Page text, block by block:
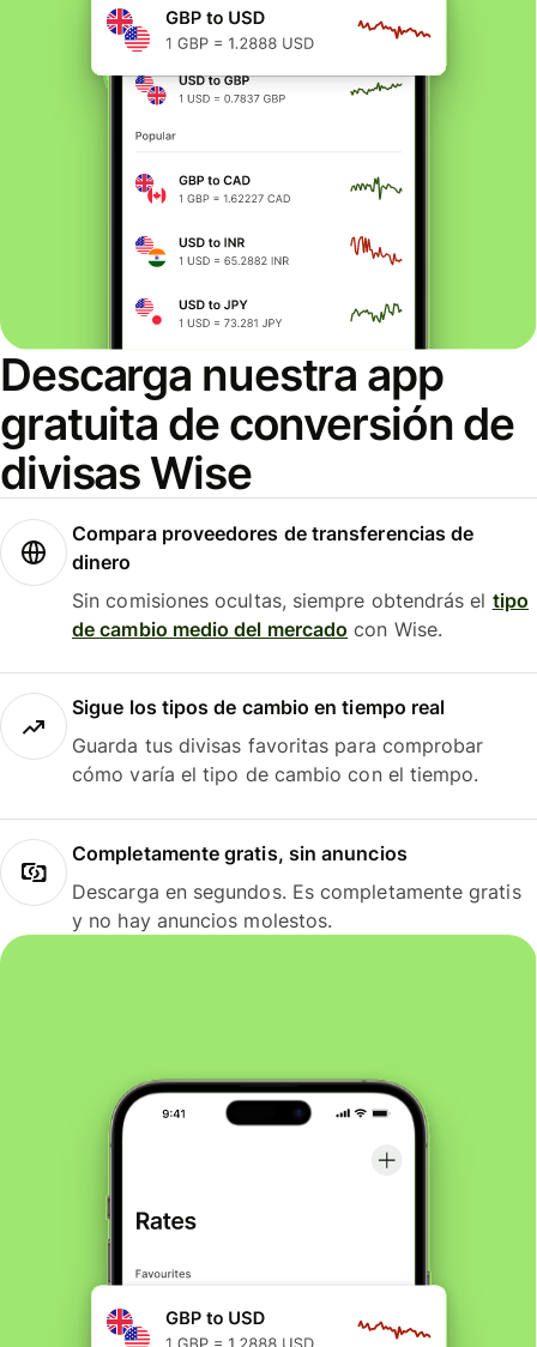
Descarga nuestra app
gratuita de conversión de
divisas Wise
Compara proveedores de transferencias de
dinero
Sin comisiones ocultas, siempre obtendrás el tipo
de cambio medio del mercado con Wise.
Sigue los tipos de cambio en tiempo real
Guarda tus divisas favoritas para comprobar
cómo varía el tipo de cambio con el tiempo.
Completamente gratis, sin anuncios
Descarga en segundos. Es completamente gratis
y no hay anuncios molestos.